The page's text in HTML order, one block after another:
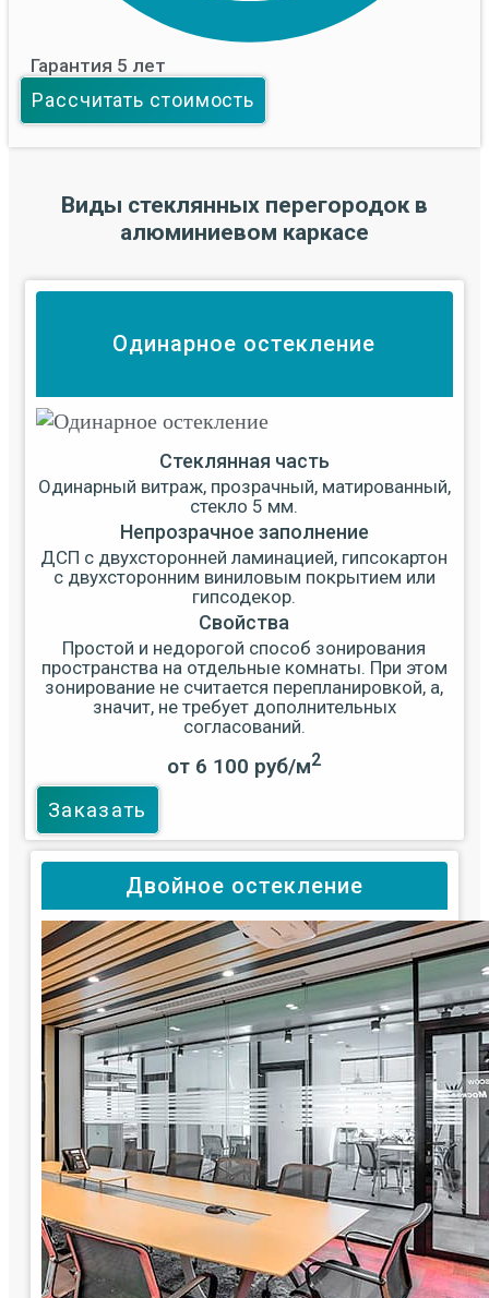
Гарантия 5 лет
Рассчитать стоимость
Виды стеклянных перегородок в
алюминиевом каркасе
Одинарное остекление
Стеклянная часть
Одинарный витраж, прозрачный, матированный,
стекло 5 мм.
Непрозрачное заполнение
ДСП с двухсторонней ламинацией, гипсокартон
с двухсторонним виниловым покрытием или
гипсодекор.
Свойства
Простой и недорогой способ зонирования
пространства на отдельные комнаты. При этом
зонирование не считается перепланировкой, а,
значит, не требует дополнительных
согласований.
от 6 100 руб/м2
Заказать
Двойное остекление